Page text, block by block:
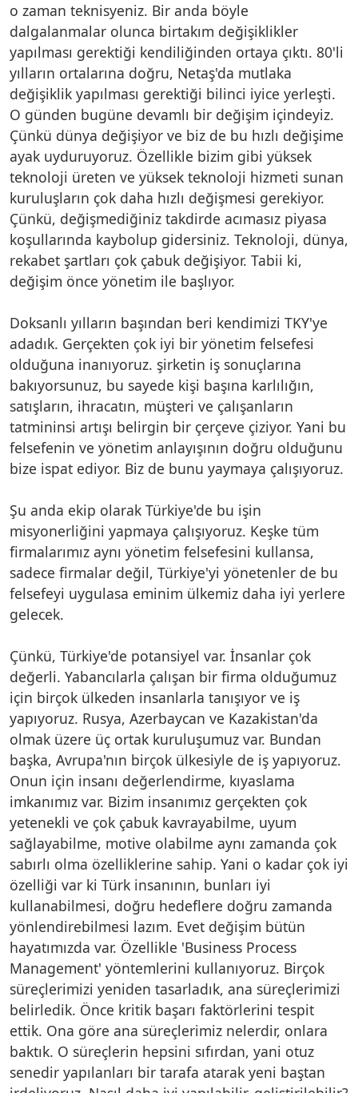
o zaman teknisyeniz. Bir anda böyle
dalgalanmalar olunca birtakım değişiklikler
yapılması gerektiği kendiliğinden ortaya çıktı. 80'li
yılların ortalarına doğru, Netaş'da mutlaka
değişiklik yapılması gerektiği bilinci iyice yerleşti.
O günden bugüne devamlı bir değişim içindeyiz.
Çünkü dünya değişiyor ve biz de bu hızlı değişime
ayak uyduruyoruz. Özellikle bizim gibi yüksek
teknoloji üreten ve yüksek teknoloji hizmeti sunan
kuruluşların çok daha hızlı değişmesi gerekiyor.
Çünkü, değişmediğiniz takdirde acımasız piyasa
koşullarında kaybolup gidersiniz. Teknoloji, dünya,
rekabet şartları çok çabuk değişiyor. Tabii ki,
değişim önce yönetim ile başlıyor.
Doksanlı yılların başından beri kendimizi TKY'ye
adadık. Gerçekten çok iyi bir yönetim felsefesi
olduğuna inanıyoruz. şirketin iş sonuçlarına
bakıyorsunuz, bu sayede kişi başına karlılığın,
satışların, ihracatın, müşteri ve çalışanların
tatmininsi artışı belirgin bir çerçeve çiziyor. Yani bu
felsefenin ve yönetim anlayışının doğru olduğunu
bize ispat ediyor. Biz de bunu yaymaya çalışıyoruz.
Şu anda ekip olarak Türkiye'de bu işin
misyonerliğini yapmaya çalışıyoruz. Keşke tüm
firmalarımız aynı yönetim felsefesini kullansa,
sadece firmalar değil, Türkiye'yi yönetenler de bu
felsefeyi uygulasa eminim ülkemiz daha iyi yerlere
gelecek.
Çünkü, Türkiye'de potansiyel var. İnsanlar çok
değerli. Yabancılarla çalışan bir firma olduğumuz
için birçok ülkeden insanlarla tanışıyor ve iş
yapıyoruz. Rusya, Azerbaycan ve Kazakistan'da
olmak üzere üç ortak kuruluşumuz var. Bundan
başka, Avrupa'nın birçok ülkesiyle de iş yapıyoruz.
Onun için insanı değerlendirme, kıyaslama
imkanımız var. Bizim insanımız gerçekten çok
yetenekli ve çok çabuk kavrayabilme, uyum
sağlayabilme, motive olabilme aynı zamanda çok
sabırlı olma özelliklerine sahip. Yani o kadar çok iyi
özelliği var ki Türk insanının, bunları iyi
kullanabilmesi, doğru hedeflere doğru zamanda
yönlendirebilmesi lazım. Evet değişim bütün
hayatımızda var. Özellikle 'Business Process
Management' yöntemlerini kullanıyoruz. Birçok
süreçlerimizi yeniden tasarladık, ana süreçlerimizi
belirledik. Önce kritik başarı faktörlerini tespit
ettik. Ona göre ana süreçlerimiz nelerdir, onlara
baktık. O süreçlerin hepsini sıfırdan, yani otuz
senedir yapılanları bir tarafa atarak yeni baştan